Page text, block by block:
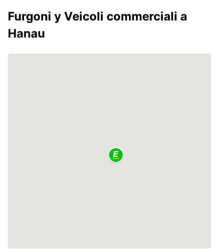
Furgoni y Veicoli commerciali a
Hanau